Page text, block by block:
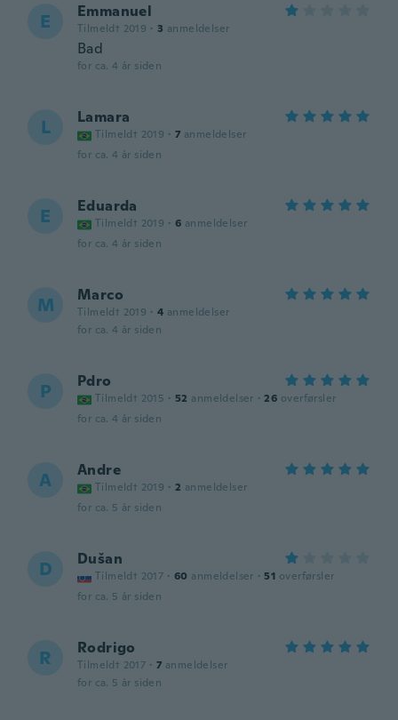
E Emmanuel
Tilmeldt 2019 · 3 anmeldelser
Bad
for ca. 4 år siden
L Lamara
Tilmeldt 2019 · 7 anmeldelser
for ca. 4 år siden
E Eduarda
Tilmeldt 2019 · 6 anmeldelser
for ca. 4 år siden
M Marco
Tilmeldt 2019 · 4 anmeldelser
for ca. 4 år siden
P Pdro
Tilmeldt 2015 · 52 anmeldelser · 26 overførsler
for ca. 4 år siden
A Andre
Tilmeldt 2019 · 2 anmeldelser
for ca. 5 år siden
D Dušan
Tilmeldt 2017 · 60 anmeldelser · 51 overførsler
for ca. 5 år siden
R Rodrigo
Tilmeldt 2017 · 7 anmeldelser
for ca. 5 år siden